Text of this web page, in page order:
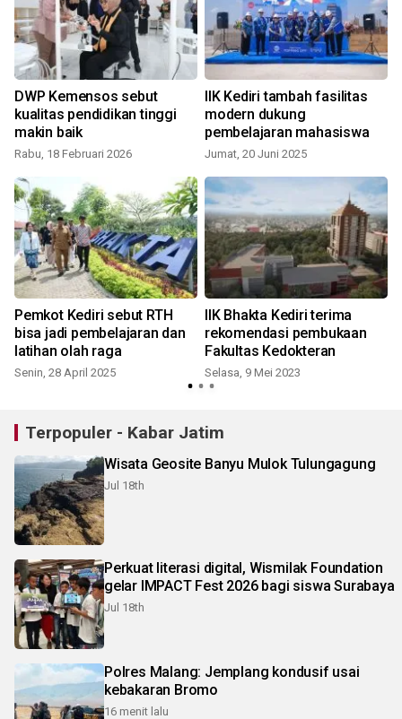
DWP Kemensos sebut
kualitas pendidikan tinggi
makin baik
Rabu, 18 Februari 2026
IIK Kediri tambah fasilitas
modern dukung
pembelajaran mahasiswa
Jumat, 20 Juni 2025
Pemkot Kediri sebut RTH
bisa jadi pembelajaran dan
latihan olah raga
Senin, 28 April 2025
IIK Bhakta Kediri terima
rekomendasi pembukaan
Fakultas Kedokteran
Selasa, 9 Mei 2023
Terpopuler - Kabar Jatim
Wisata Geosite Banyu Mulok Tulungagung
Jul 18th
Perkuat literasi digital, Wismilak Foundation
gelar IMPACT Fest 2026 bagi siswa Surabaya
Jul 18th
Polres Malang: Jemplang kondusif usai
kebakaran Bromo
16 menit lalu